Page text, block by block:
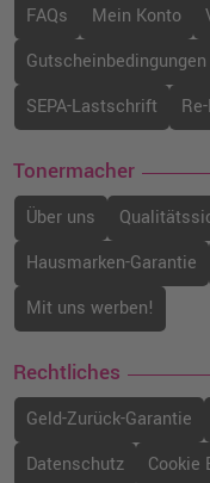
FAQs Mein Konto
Gutscheinbedingungen
SEPA-Lastschrift
Tonermacher
Über uns
Hausmarken-Garantie
Mit uns werben!
Rechtliches
Geld-Zurück-Garantie
Datenschutz
Cookie